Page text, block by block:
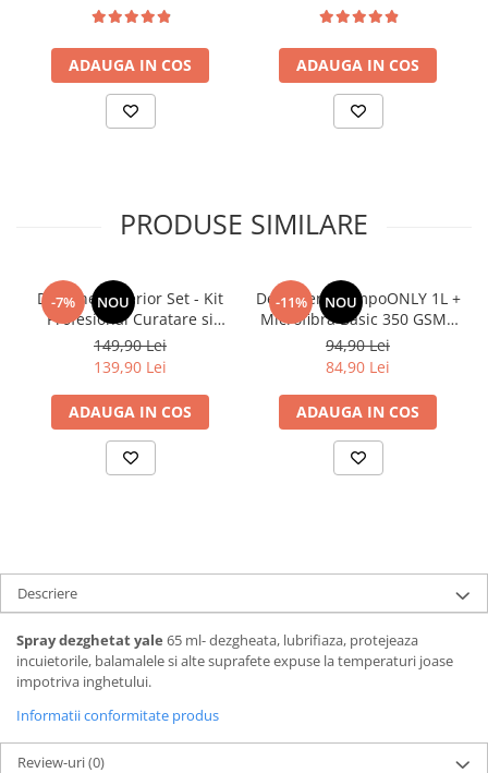
ADAUGA IN COS ADAUGA IN COS
PRODUSE SIMILARE
-7% NOU
Deturner Interior Set - Kit
Profesional Curatare si
Protectie Interior Auto cu
Accesorii Incluse, Finisaj
Satinat - ideal Cadou
149,90 Lei
139,90 Lei
ADAUGA IN COS
-11% NOU
Deturner ShampoONLY 1L +
Microfibră Basic 350 GSM -
Set Spalare si Intretinere
auto
94,90 Lei
84,90 Lei
ADAUGA IN COS
Descriere
Spray dezghetat yale 65 ml- dezgheata, lubrifiaza, protejeaza
incuietorile, balamalele si alte suprafete expuse la temperaturi joase
impotriva inghetului.
Informatii conformitate produs
Review-uri(0)